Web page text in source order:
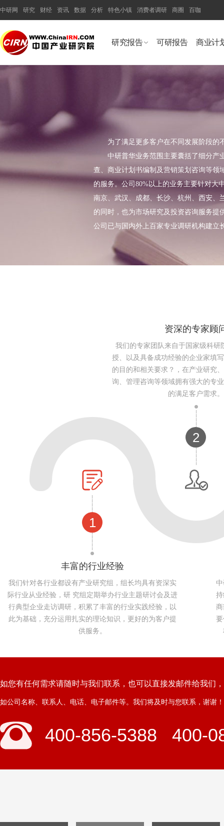
中研网 研究 财经 资讯 数据 分析 特色小镇 消费者调研 商圈 百咖
研究报告 可研报告 商业计
为了满足更多客户在不同发展阶段的
中研普华业务范围主要囊括了细分产
查、商业计划书编制及营销策划咨询等领
的服务。公司80%以上的业务主要针对大
南京、武汉、成都、长沙、杭州、西安、
的同时，也为市场研究及投资咨询服务提
公司已与国内外上百家专业调研机构建立
1
丰富的行业经验
我们针对各行业都设有产业研究组，组长均具有资深实
际行业从业经验，研 究组定期举办行业主题研讨会及进
行典型企业走访调研，积累了丰富的行业实践经验，以
此为基础，充分运用扎实的理论知识，更好的为客户提
供服务。
2
资深的专家顾
我们的专家团队来自于国家级科研
授、以及具备成功经验的企业家填
的目的和相关要求？，在产业研究
询、管理咨询等领域拥有强大的专
的满足客户需求。
如您有任何需求请随时与我们联系，也可以直接发邮件给我们
如公司名称、联系人、电话、电子邮件等。我们将及时与您联系，谢谢！
400-856-5388 400-